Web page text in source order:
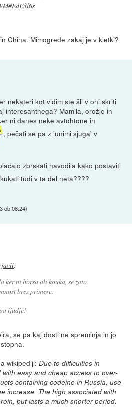
China. Mimogrede zakaj je v kletki?
nekateri kot vidim ste šli v oni skriti
interesantnega? Mamila, orožje in
ni danes neke avtohtone in
, pečati se pa z 'unimi sjuga' v
zbrskati navodila kako postaviti
tudi v ta del neta????
ob 08:24)
:
ker ni horsa ali kouka, se zato
brez primere.
ljudje!
se pa kaj dosti ne spreminja in jo
wikipediji:Due to difficulties in
easy and cheap access to over-
containing codeine in Russia, use
increase. The high associated with
but lasts a much shorter period.